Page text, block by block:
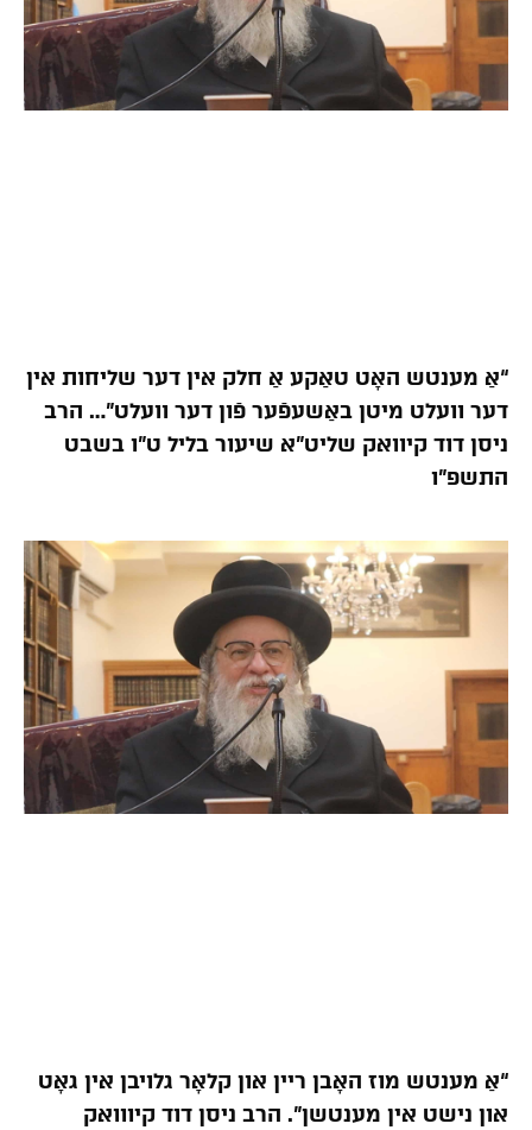
“אַ מענטש האָט טאַקע אַ חלק אין דער שליחות אין
דער וועלט מיטן באַשעפֿער פֿון דער וועלט”… הרב
ניסן דוד קיוואק שליט”א שיעור בליל ט”ו בשבט
התשפ”ו
“אַ מענטש מוז האָבן ריין און קלאָר גלויבן אין גאָט
און נישט אין מענטשן”. הרב ניסן דוד קיווואק